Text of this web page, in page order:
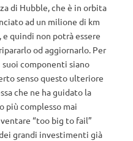
di Hubble, che è in orbita
ad un milione di km
quindi non potrà essere
od aggiornarlo. Per
componenti siano
senso questo ulteriore
che ne ha guidato la
più complesso mai
“too big to fail”
grandi investimenti già